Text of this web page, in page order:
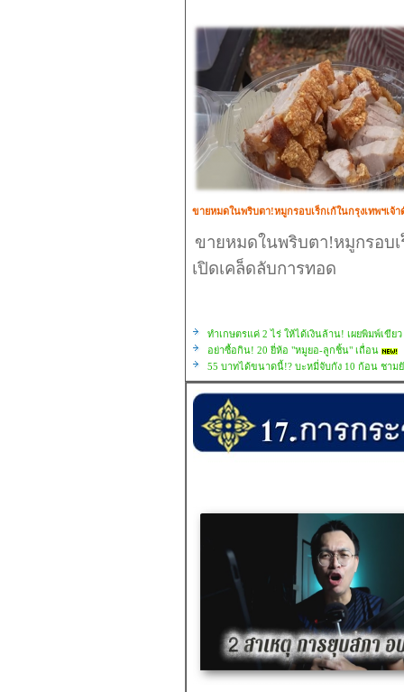
ขายหมดในพริบตา!หมูกรอบเร็กเก้ในกรุงเทพฯเ
ขายหมดในพริบตา!หมูกรอบเ
เปิดเคล็ดลับการทอด
ทำเกษตรแค่ 2 ไร่ ให้ได้เงินล้าน! เผยพิมพ์เขี
อย่าซื้อกิน! 20 ยี่ห้อ "หมูยอ-ลูกชิ้น" เถื่อน
55 บาทได้ขนาดนี้!? บะหมี่จับกัง 10 ก้อน ชาม